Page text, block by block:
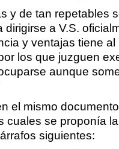
y de tan repetables
dirigirse a V.S.
y ventajas tiene
los que juzguen
aunque
el mismo
cuales se proponía
siguientes: